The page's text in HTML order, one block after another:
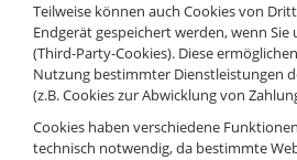
Teilweise können auch Cookies von
Endgerät gespeichert werden, wenn Sie
(Third-Party-Cookies). Diese
Nutzung bestimmter Dienstleistungen
(z.B. Cookies zur Abwicklung von
Cookies haben verschiedene
technisch notwendig, da bestimmte